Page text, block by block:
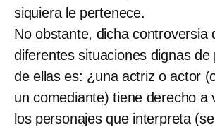
siquiera le pertenece.
No obstante, dicha controversia
diferentes situaciones dignas de
de ellas es: ¿una actriz o actor
un comediante) tiene derecho a
los personajes que interpreta